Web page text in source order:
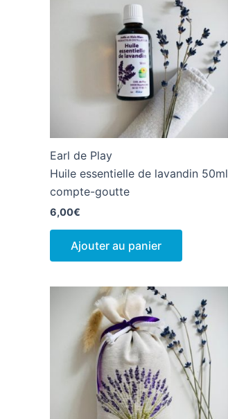
Earl de Play
Huile essentielle de lavandin 50ml
compte-goutte
6,00€
Ajouter au panier